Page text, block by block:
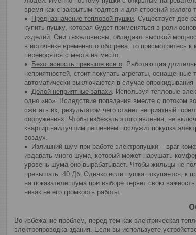
время как с закрытым годятся и для строений жилого
Предназначение тепловой пушки. Существует две
купить пушку, которая будет применяться в роли
изделий. Они тяжеловесны, обладают высокой
в источнике временного обогрева, то
переносятся с места на место.
Безопасность превыше всего. Работающая
неприятностей, стоит покупать агрегаты,
автоматически выключаются в случае
Долой неприятные запахи. Используя тепловые
одно «но». Вследствие попадания вместе с потоком
сжигать их, результатом чего станет неприятный
сооружениях. Чтобы избежать этого явления, не
квартир наилучшим решением послужит покупка
воздух.
Излишний шум при работе электропушки – враг
издавать много шума, который может нарушать
уровень шума оно вырабатывает. Чтобы жильцы не
превышать 40 Дб. Однако если пушка покупается, к
на показателе шума при выборе теряет свою
никак не его громкость работы.
Во избежание проблем, перед тем как электрическая
электропроводка здания. Если вы используете